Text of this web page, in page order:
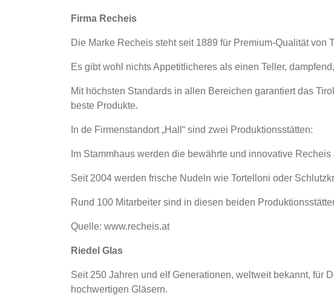
Firma Recheis
Die Marke Recheis steht seit 1889 für Premium-Qualität von
Es gibt wohl nichts Appetitlicheres als einen Teller,
Mit höchsten Standards in allen Bereichen garantiert das
beste Produkte.
In de Firmenstandort „Hall“ sind zwei Produktionsstätten:
Im Stammhaus werden die bewährte und innovative
Seit 2004 werden frische Nudeln wie Tortelloni oder
Rund 100 Mitarbeiter sind in diesen beiden
Quelle: www.recheis.at
Riedel Glas
Seit 250 Jahren und elf Generationen, weltweit bekannt, für
hochwertigen Gläsern.